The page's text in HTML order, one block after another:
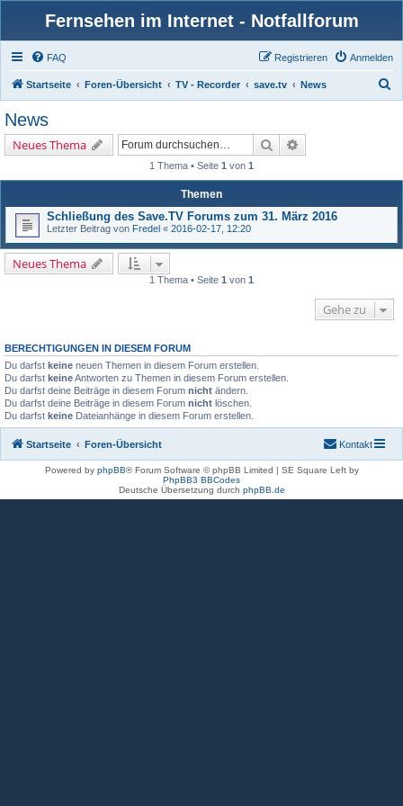
Fernsehen im Internet - Notfallforum
FAQ Anmelden
Registrieren
Startseite Foren-Übersicht TV - Recorder save.tv News
News
Neues Thema Suche
1 Thema • Seite 1 von 1
Themen
Schließung des Save.TV Forums zum 31. März 2016
Letzter Beitrag von Fredel « 2016-02-17, 12:20
Neues Thema
1 Thema • Seite 1 von 1
Gehe zu
BERECHTIGUNGEN IN DIESEM FORUM
Du darfst keine neuen Themen in diesem Forum erstellen.
Du darfst keineAntworten zu Themen in diesem Forum erstellen.
Du darfst deine Beiträge in diesem Forum nicht ändern.
Du darfst deine Beiträge in diesem Forum nicht löschen.
Du darfst keine Dateianhänge in diesem Forum erstellen.
Startseite Foren-Übersicht Kontakt
Powered by phpBB® Forum Software © phpBB Limited | SE Square Left by
PhpBB3 BBCodes
Deutsche Übersetzung durch phpBB.de